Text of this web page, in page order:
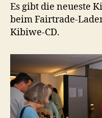
Es gibt die neueste
beim Fairtrade-
Kibiwe-CD.